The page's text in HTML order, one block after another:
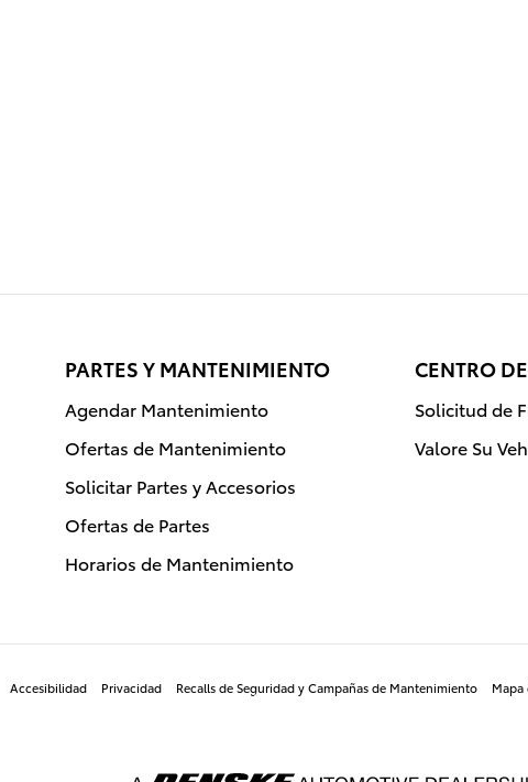
PARTES Y MANTENIMIENTO
Agendar Mantenimiento
Ofertas de Mantenimiento
Solicitar Partes y Accesorios
Ofertas de Partes
Horarios de Mantenimiento
CENTRO
Solicitud de
Valore Su
Accesibilidad Privacidad Recalls de Seguridad y Campañas de Mantenimiento